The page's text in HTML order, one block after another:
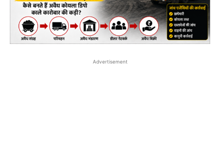
Advertisement